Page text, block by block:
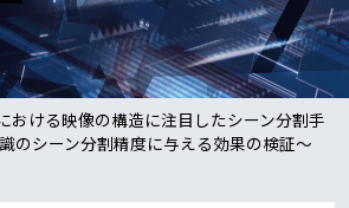
おける映像の構造に注目したシーン分割手
のシーン分割精度に与える効果の検証～